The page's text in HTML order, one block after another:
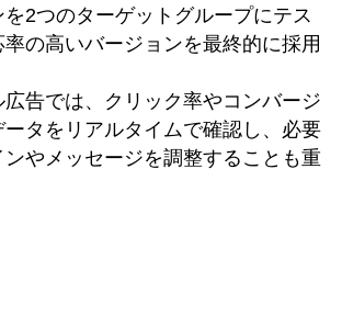
2つのターゲットグループにテス
率の高いバージョンを最終的に採用
広告では、クリック率やコンバージ
ータをリアルタイムで確認し、必要
やメッセージを調整することも重